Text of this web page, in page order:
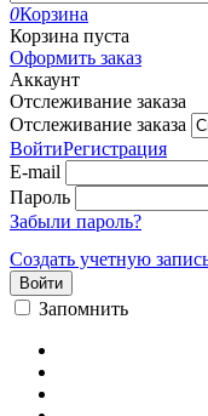
0Корзина
Корзина пуста
Оформить заказ
Аккаунт
Отслеживание заказа
Отслеживание заказа
ВойтиРегистрация
E-mail
Пароль
Забыли пароль?
Создать учетную
Войти
Запомнить